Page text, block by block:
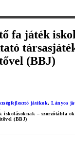
fa játék
(BBJ)
játékok, Lányos
iskolásoknak – szorzótábla
(BBJ)